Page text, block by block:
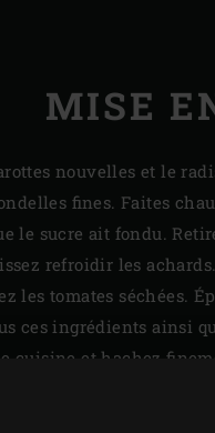
MISE
nouvelles et le
fines. Faites
le sucre ait fondu.
refroidir les achards.
les tomates séchées.
ces ingrédients ainsi
cuisine et hachez
morceaux et
hachée aux